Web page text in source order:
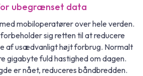
ubegrænset data
mobiloperatører over hele verden.
sig retten til at reducere
af usædvanligt højt forbrug. Normalt
gigabyte fuld hastighed om dagen.
er nået, reduceres båndbredden.